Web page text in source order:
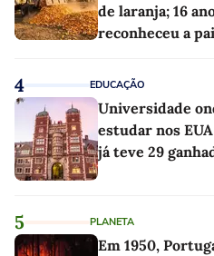
de laranja; 16
reconheceu a
4 EDUCAÇÃO
Universidade
estudar nos
já teve 29
5 PLANETA
Em 1950,